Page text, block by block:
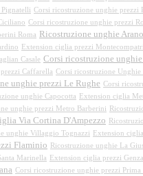
Corsi ricostruzione unghie prezzi
Corsi ricostruzione unghie prezzi
Roma Ricostruzione unghie
Extension ciglia prezzi Montecompatri
Casale Corsi ricostruzione
Caffarella Corsi ricostruzione
unghie prezzi Le Rughe Corsi
unghie Capocotta
Extension ciglia
unghie prezzi Metro Barberini
Via Cortina D'Ampezzo
unghie Villaggio Tognazzi Extension
Flaminio
Ricostruzione unghie La
Marinella
Extension ciglia prezzi
Corsi ricostruzione unghie prezzi Prima